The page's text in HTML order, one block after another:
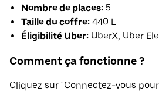
Nombre de places: 5
Taille du coffre: 440 L
Éligibilité Uber: UberX, Uber
Comment ça fonctionne ?
Cliquez sur "Connectez-vous